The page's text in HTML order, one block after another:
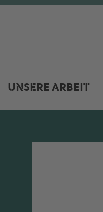
UNSERE ARBEIT